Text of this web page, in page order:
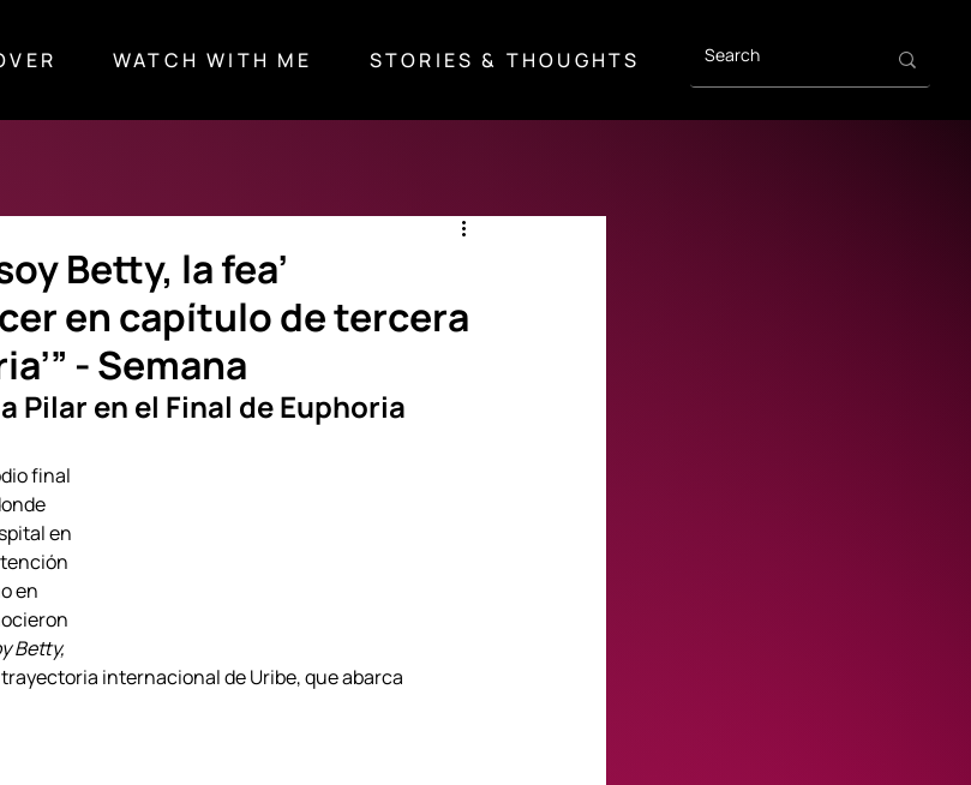
WATCH WITH ME STORIES & THOUGHTS
Betty, la fea’
en capítulo de tercera
- Semana
Pilar en el Final de Euphoria
final
en
en
Betty,
internacional de Uribe, que abarca